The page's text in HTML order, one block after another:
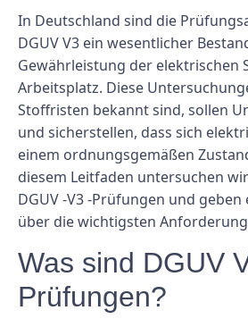
In Deutschland sind die
DGUV V3 ein wesentlicher
Gewährleistung der elektrischen
Arbeitsplatz. Diese
Stoffristen bekannt sind, sollen
und sicherstellen, dass sich
einem ordnungsgemäßen
diesem Leitfaden untersuchen
DGUV -V3 -Prüfungen und
über die wichtigsten
Was sind DGUV
Prüfungen?